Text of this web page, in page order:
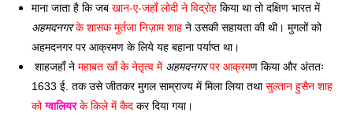
माना जाता है कि जब खान-ए-जहाँ लोदी ने विद्रोह
किया था तो दक्षिण भारत में
अहमदनगर के शासक मुर्तजा निज़ाम शाह ने उसकी सहायता की थी। मुगलों को
अहमदनगर पर आक्रमण के लिये यह बहाना पर्याप्त था।
शाहजहाँ ने महाबत खाँ के नेतृत्व में अहमदनगर पर आक्रमण किया और अंततः
1633 ई. तक उसे जीतकर मुगल साम्राज्य में मिला लिया तथा सुल्तान हुसैन शाह
को ग्वालियर के किले में कैद कर दिया गया।